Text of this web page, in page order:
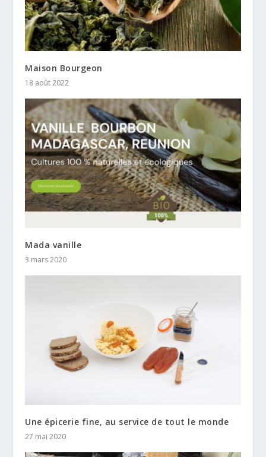
Maison Bourgeon
18 août 2022
Mada vanille
3 mars 2020
Une épicerie fine, au service de tout le monde
27 mai 2020